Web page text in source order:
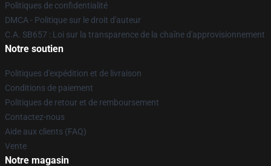
Politiques de confidentialité
DMCA - Politique sur le droit d'auteur
C.A. SB657 : Loi sur la transparence de la chaîne d'approvisionnement
Notre soutien
Politiques d'expédition et de livraison
Conditions de paiement
Politiques de retour et de remboursement
Contactez-nous
Aide aux clients (FAQ)
Vente
Notre magasin